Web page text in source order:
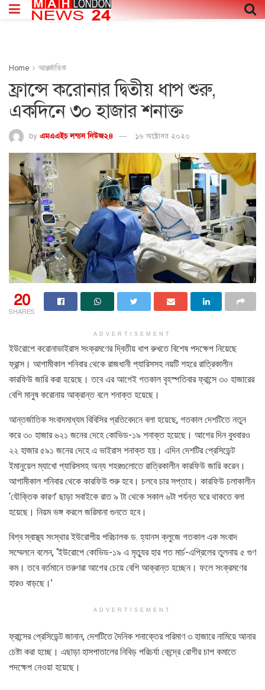
Home আন্তর্জাতিক
ফ্রান্সে করোনার দ্বিতীয় ধাপ শুরু,
একদিনে ৩০ হাজার শনাক্ত
by এমএএইচ লন্ডন নিউজ২৪ ১৬ অক্টোবর ২০২০
20
SHARES
ADVERTISEMENT
ইউরোপে করোনাভাইরাস সংক্রমণের দ্বিতীয় ধাপ রুখতে বিশেষ পদক্ষেপ নিয়েছে
ফ্রান্স। আগামীকাল শনিবার থেকে রাজধানী প্যারিসসহ নয়টি শহরে রাত্রিকালীন
কারফিউ জারি করা হয়েছে। তবে এর আগেই গতকাল বৃহস্পতিবার ফ্রান্সে ৩০ হাজারের
বেশি মানুষ করোনায় আক্রান্ত বলে শনাক্ত হয়েছে।
আন্তর্জাতিক সংবাদমাধ্যম বিবিসির প্রতিবেদনে বলা হয়েছে, গতকাল দেশটিতে নতুন
করে ৩০ হাজার ৬২১ জনের দেহে কোভিড-১৯ শনাক্ত হয়েছে। আগের দিন বুধবারও
২২ হাজার ৫৯১ জনের দেহে এ ভাইরাস শনাক্ত হয়। এদিন দেশটির প্রেসিডেন্ট
ইমানুয়েল ম্যাখো প্যারিসসহ অন্য শহরগুলোতে রাত্রিকালীন কারফিউ জারি করেন।
আগামীকাল শনিবার থেকে কারফিউ শুরু হবে। চলবে চার সপ্তাহ। কারফিউ চলাকালীন
‘যৌক্তিক কারণ’ ছাড়া সবাইকে রাত ৯ টা থেকে সকাল ৬টা পর্যন্ত ঘরে থাকতে বলা
হয়েছে। নিয়ম ভঙ্গ করলে জরিমানা গুনতে হবে।
বিশ্ব স্বাস্থ্য সংস্থার ইউরোপীয় পরিচালক ড. হ্যানস ক্লুজে গতকাল এক সংবাদ
সম্মেলনে বলেন, ‘ইউরোপে কোভিড-১৯ এ মৃত্যুর হার গত মার্চ-এপ্রিলের তুলনায় ৫ গুণ
কম। তবে বর্তমানে তরুণরা আগের চেয়ে বেশি আক্রান্ত হচ্ছেন। ফলে সংক্রমণের
হারও বাড়ছে।’
ADVERTISEMENT
ফ্রান্সের প্রেসিডেন্ট জানান, দেশটিতে দৈনিক শনাক্তের পরিমাণ ৩ হাজারে নামিয়ে আনার
চেষ্টা করা হচ্ছে। এছাড়া হাসপাতালের নিবিড় পরিচর্যা কেন্দ্রে রোগীর চাপ কমাতে
পদক্ষেপ নেওয়া হয়েছে।